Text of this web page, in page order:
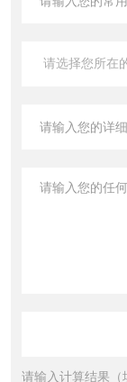
请输入计算结果（